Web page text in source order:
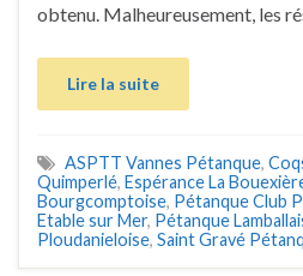
obtenu. Malheureusement, les
Lire la suite
ASPTT Vannes Pétanque,
Quimperlé, Espérance La
Bourgcomptoise, Pétanque Club
Etable sur Mer, Pétanque
Ploudanieloise, Saint Gravé